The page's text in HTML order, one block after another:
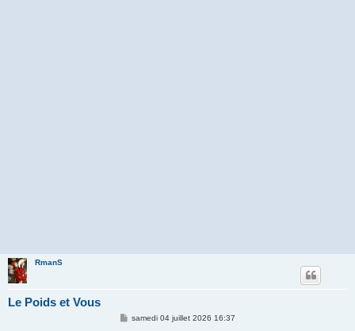
RmanS
Le Poids et Vous
Msamedi 04 juillet 2026 16:37